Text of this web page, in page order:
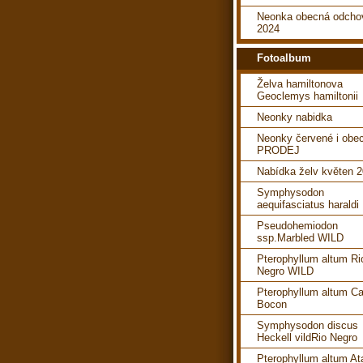
Neonka obecná
2024
Fotoalbum
Želva hamiltonova
Geoclemys hamiltonii
Neonky nabidka
Neonky červené i
PRODEJ
Nabídka želv květen
Symphysodon
aequifasciatus haraldi
Pseudohemiodon
ssp.Marbled WILD
Pterophyllum altum
Negro WILD
Pterophyllum altum
Bocon
Symphysodon discus
Heckell vildRio Negro
Pterophyllum altum